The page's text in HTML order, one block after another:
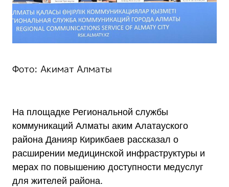
Фото: Акимат Алматы
На площадке Региональной службы
коммуникаций Алматы аким Алатауского
района Данияр Кирикбаев рассказал о
расширении медицинской инфраструктуры и
мерах по повышению доступности медуслуг
для жителей района.